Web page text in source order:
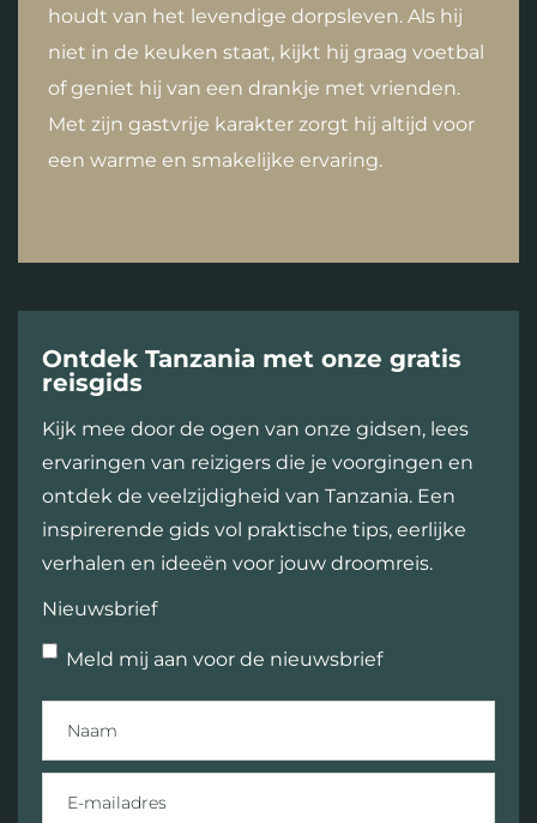
houdt van het levendige dorpsleven. Als hij
niet in de keuken staat, kijkt hij graag voetbal
of geniet hij van een drankje met vrienden.
Met zijn gastvrije karakter zorgt hij altijd voor
een warme en smakelijke ervaring.
Ontdek Tanzania met onze gratis
reisgids
Kijk mee door de ogen van onze gidsen, lees
ervaringen van reizigers die je voorgingen en
ontdek de veelzijdigheid van Tanzania. Een
inspirerende gids vol praktische tips, eerlijke
verhalen en ideeën voor jouw droomreis.
Nieuwsbrief
Meld mij aan voor de nieuwsbrief